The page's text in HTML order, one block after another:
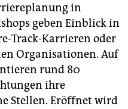
in
geben­ Einblick in
Track-Karrieren oder
Organisationen. Auf
rund 80
ihre
Stellen. Eröffnet wird